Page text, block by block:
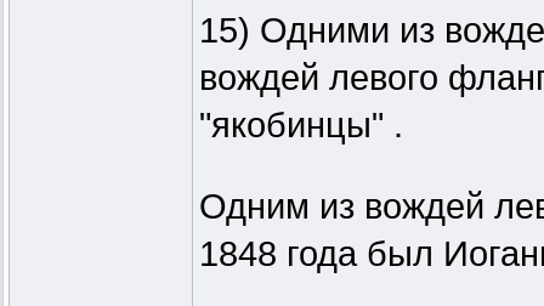
15) Одними из
вождей левого
"якобинцы" .
Одним из вождей
1848 года был